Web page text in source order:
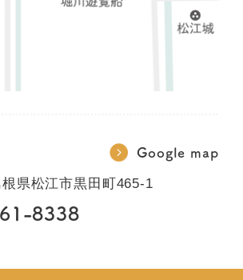
Google map
県松江市黒田町465-1
8338